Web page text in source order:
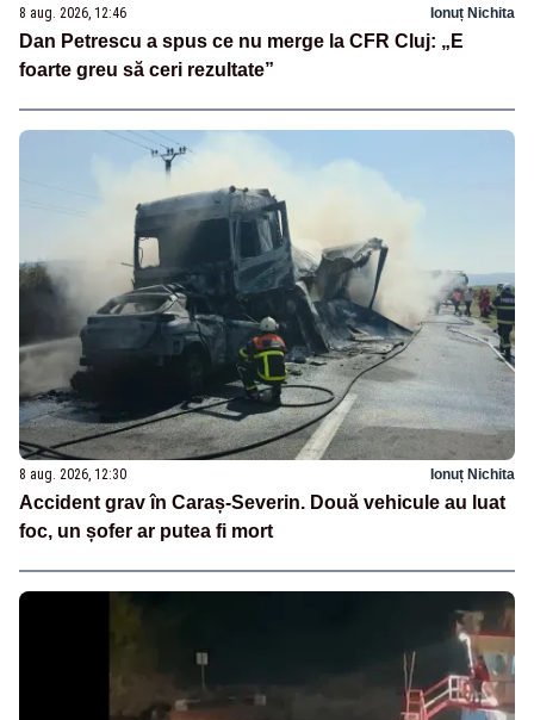
8 aug. 2026, 12:46 Ionuț Nichita
Dan Petrescu a spus ce nu merge la CFR Cluj: „E
foarte greu să ceri rezultate”
8 aug. 2026, 12:30 Ionuț Nichita
Accident grav în Caraș-Severin. Două vehicule au luat
foc, un șofer ar putea fi mort